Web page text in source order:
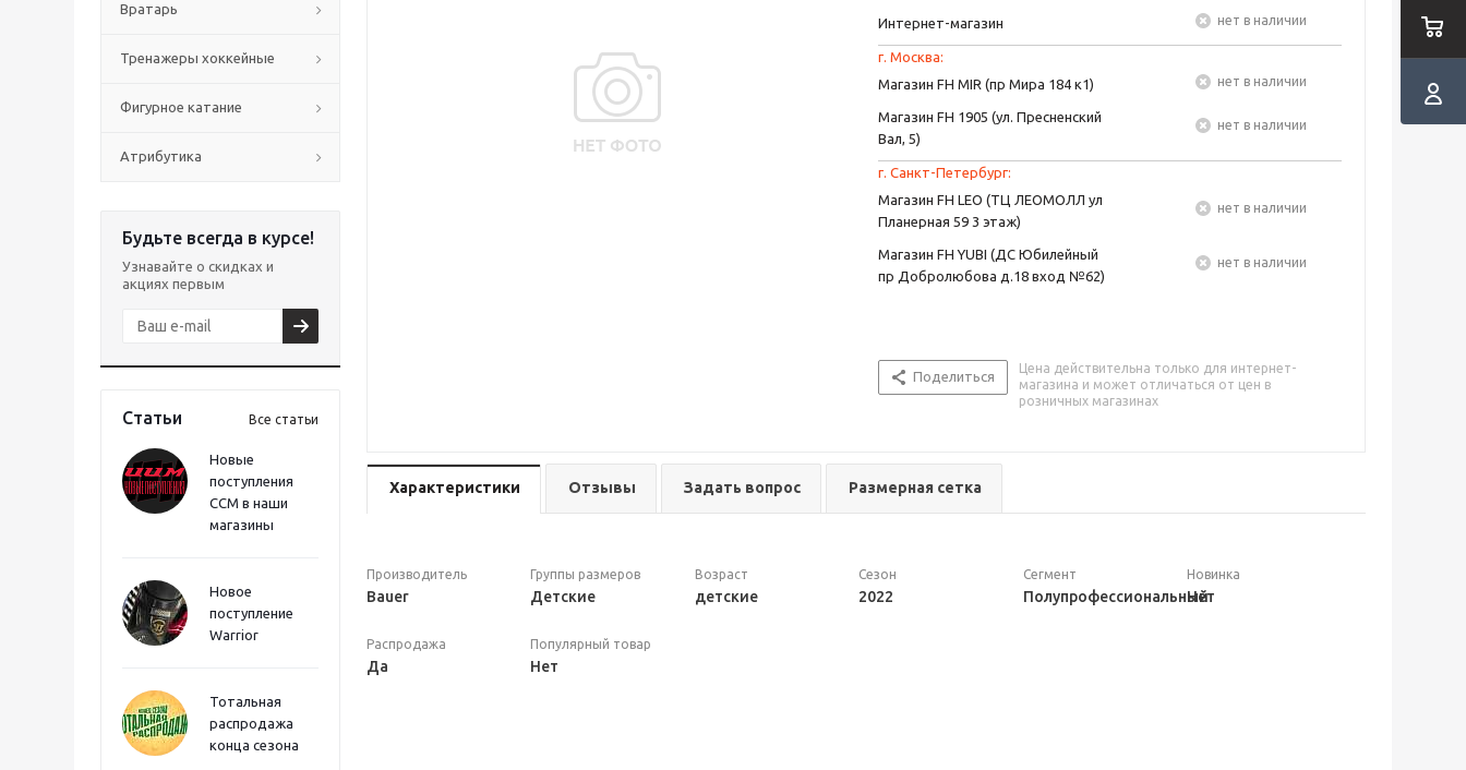
Вратарь
Тренажеры хоккейные
Фигурное катание
Атрибутика
Будьте всегда в курсе!
Узнавайте о скидках и
акциях первым
Статьи Все статьи
Новые
поступления
CCM в наши
магазины
Новое
поступление
Warrior
Тотальная
распродажа
конца сезона
Интернет-магазин Нет в наличии
г. Москва:
Магазин FH MIR (пр Мира 184 к1)
Нет в наличии
Магазин FH 1905 (ул. Пресненский
Вал, 5)
Нет в наличии
г. Санкт-Петербург:
Магазин FH LEO (ТЦ ЛЕОМОЛЛ ул
Планерная 59 3 этаж)
Нет в наличии
Магазин FH YUBI (ДС Юбилейный
пр Добролюбова д.18 вход №62)
Нет в наличии
Поделиться
Цена действительна только для интернет-
магазина и может отличаться от цен в
розничных магазинах
Характеристики Отзывы Задать вопрос Размерная сетка
Производитель
Bauer
Группы размеров
Детские
Возраст
детские
Сезон
2022
Сегмент
Полупрофессиональный
Новинка
Нет
Распродажа
Да
Популярный товар
Нет